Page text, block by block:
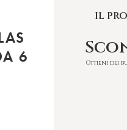
6
IL
Ottieni dei